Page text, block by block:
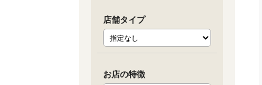
店舗タイプ
お店の特徴